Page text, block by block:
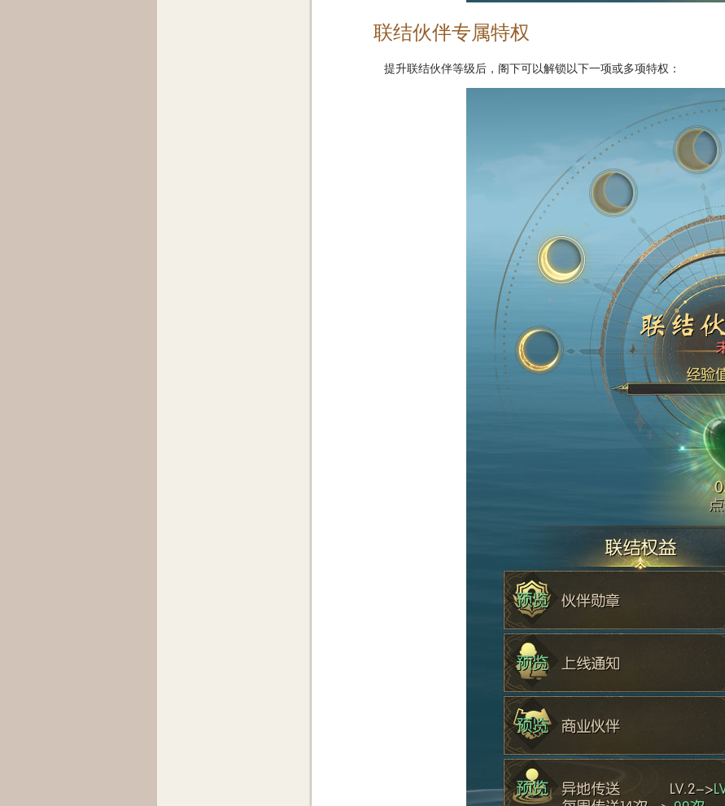
联结伙伴专属特权
提升联结伙伴等级后，阁下可以解锁以下一项或多项特权：